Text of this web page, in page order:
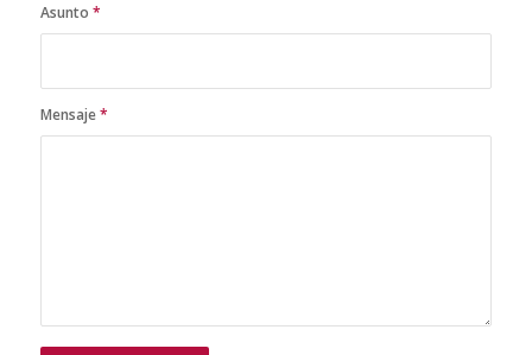
Asunto *
Mensaje*